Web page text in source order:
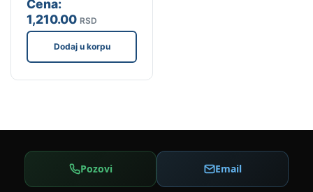
Cena:
1,210.00 RSD
Dodaj u korpu
Pozovi Email